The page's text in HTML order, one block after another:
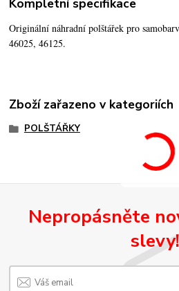
Kompletní specifikace
Originální náhradní polštářek pro
46025, 46125.
Zboží zařazeno v kategoriích
POLŠTÁŘKY
Nepropásněte
slevy!